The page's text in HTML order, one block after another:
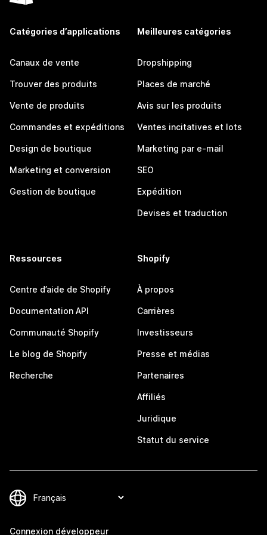
Catégories d’applications
Canaux de vente
Trouver des produits
Vente de produits
Commandes et expéditions
Design de boutique
Marketing et conversion
Gestion de boutique
Meilleures catégories
Dropshipping
Places de marché
Avis sur les produits
Ventes incitatives et lots
Marketing par e-mail
SEO
Expédition
Devises et traduction
Ressources
Centre d’aide de Shopify
Documentation API
Communauté Shopify
Le blog de Shopify
Recherche
Shopify
À propos
Carrières
Investisseurs
Presse et médias
Partenaires
Affiliés
Juridique
Statut du service
Connexion développeur